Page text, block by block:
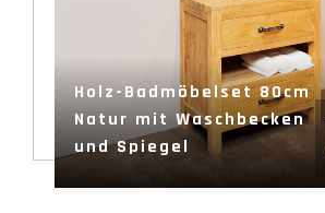
Holz-Badmöbelset 80cm
Natur mit Waschbecken
und Spiegel